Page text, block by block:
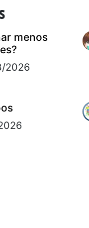
menos
2026